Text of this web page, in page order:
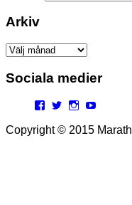
Arkiv
Arkiv
Sociala medier
Facebook
TwitterInstagram
Copyright © 2015